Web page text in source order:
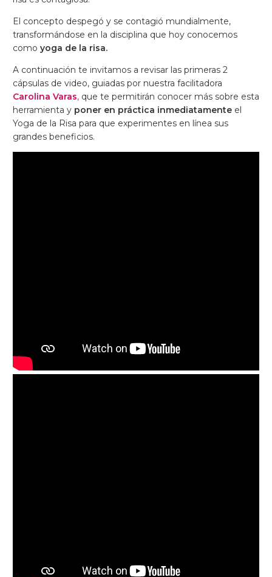
El concepto despegó y se contagió mundialmente,
transformándose en la disciplina que hoy conocemos
como yoga de la risa.
A continuación te invitamos a revisar las primeras 2
cápsulas de video, guiadas por nuestra facilitadora
Carolina Varas, que te permitirán conocer más sobre esta
herramienta y poner en práctica inmediatamente el
Yoga de la Risa para que experimentes en línea sus
grandes beneficios.